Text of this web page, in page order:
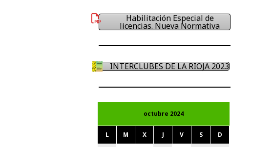
Habilitación Especial de
licencias. Nueva Normativa
INTERCLUBES DE LA RIOJA 2023
octubre 2024
L M X J V S D